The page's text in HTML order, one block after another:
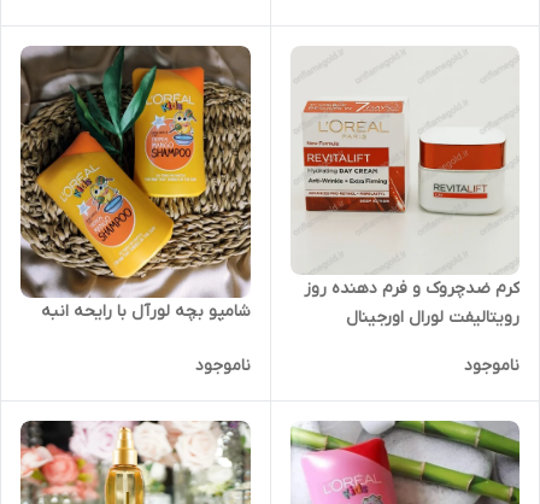
کرم ضدچروک و فرم دهنده روز
رویتالیفت لورال اورجینال
ناموجود
شامپو بچه لورآل با رایحه انبه
ناموجود